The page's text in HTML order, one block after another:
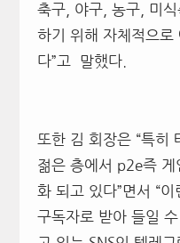
축구, 야구, 농구, 미
하기 위해 자체적으로
다”고 말했다.
또한 김 회장은 “특히
젊은 층에서 p2e즉 게
화 되고 있다”면서 “
구독자로 받아 들일